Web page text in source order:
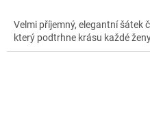
Velmi příjemný, elegantní šátek
který podtrhne krásu každé